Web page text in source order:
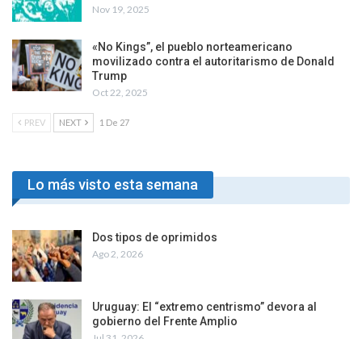
Nov 19, 2025
«No Kings”, el pueblo norteamericano
movilizado contra el autoritarismo de Donald
Trump
Oct 22, 2025
PREV NEXT 1 De 27
Lo más visto esta semana
Dos tipos de oprimidos
Ago 2, 2026
Uruguay: El “extremo centrismo” devora al
gobierno del Frente Amplio